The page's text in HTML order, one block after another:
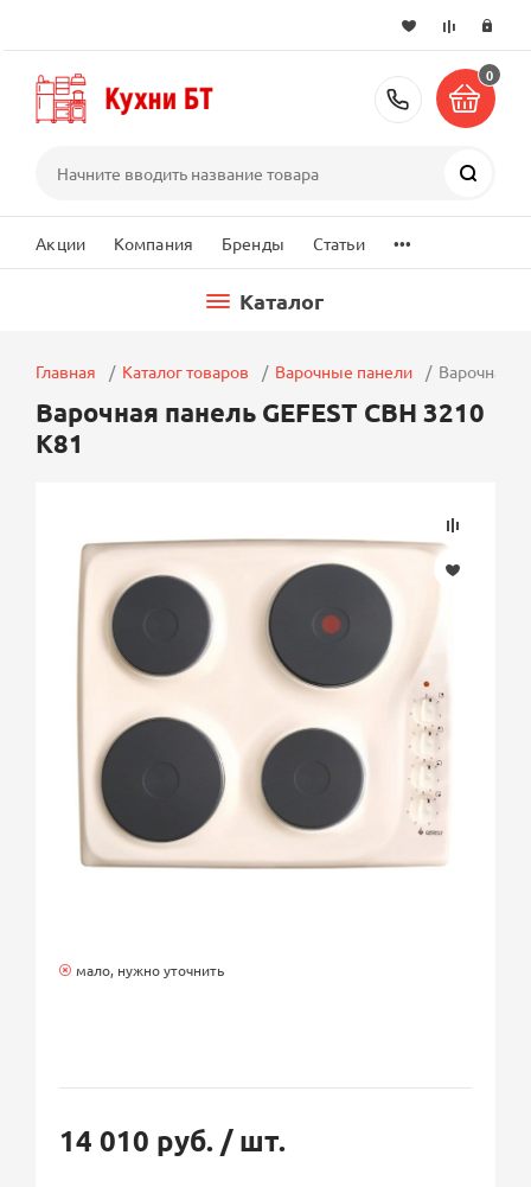
+7 (495)
0
Акции Компания Бренды Статьи ...
Каталог
Главная Каталог товаров Варочные панели Варочная
Варочная панель GEFEST СВН 3210
К81
мало, нужно уточнить
14 010 руб. / шт.